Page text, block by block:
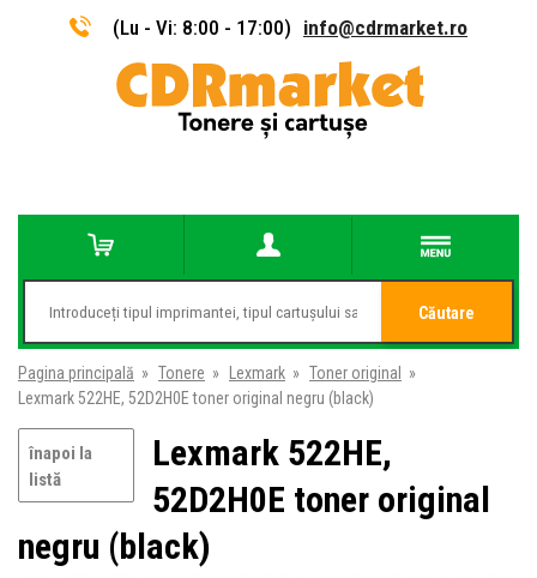
(Lu - Vi: 8:00 - 17:00) info@cdrmarket.ro
Căutare
Pagina principală » Tonere » Lexmark » Toner original
»
Lexmark 522HE, 52D2H0E toner original negru (black)
înapoi la
listă
Lexmark 522HE,
52D2H0E toner original
negru (black)